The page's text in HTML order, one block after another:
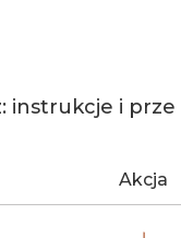
instrukcje i prze
Akcja